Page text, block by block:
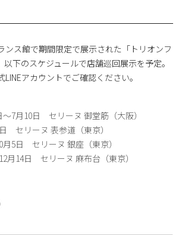
ンス館で期間限定で展示された「トリオンフ
下のスケジュールで店舗巡回展示を予定。
アカウントでご確認ください。
～7月10日 セリーヌ 御堂筋（大阪）
セリーヌ 表参道（東京）
月5日 セリーヌ 銀座（東京）
月14日 セリーヌ 麻布台（東京）